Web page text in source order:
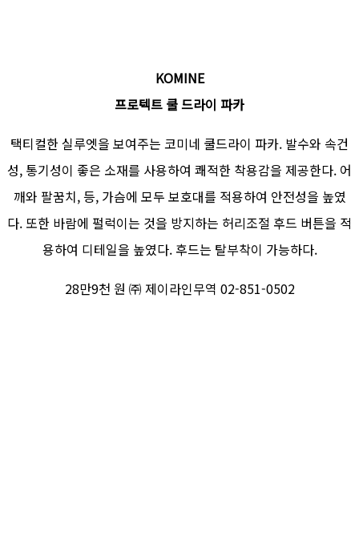
KOMINE
프로텍트 쿨 드라이 파카
택티컬한 실루엣을 보여주는 코미네 쿨드라이 파카. 발수와 속건
성, 통기성이 좋은 소재를 사용하여 쾌적한 착용감을 제공한다. 어
깨와 팔꿈치, 등, 가슴에 모두 보호대를 적용하여 안전성을 높였
다. 또한 바람에 펄럭이는 것을 방지하는 허리조절 후드 버튼을 적
용하여 디테일을 높였다. 후드는 탈부착이 가능하다.
28만9천 원 ㈜ 제이라인무역 02-851-0502